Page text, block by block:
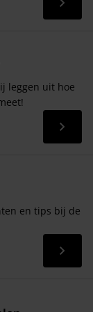
Lees
leggen uit hoe
Lees
en tips bij de
Lees